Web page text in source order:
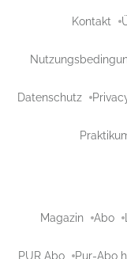
Kontakt
Datenschutz
Magazin Abo
PUR Abo Pur-Abo